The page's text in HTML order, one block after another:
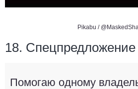
Pikabu /
18. Спецпредложение
Помогаю одному